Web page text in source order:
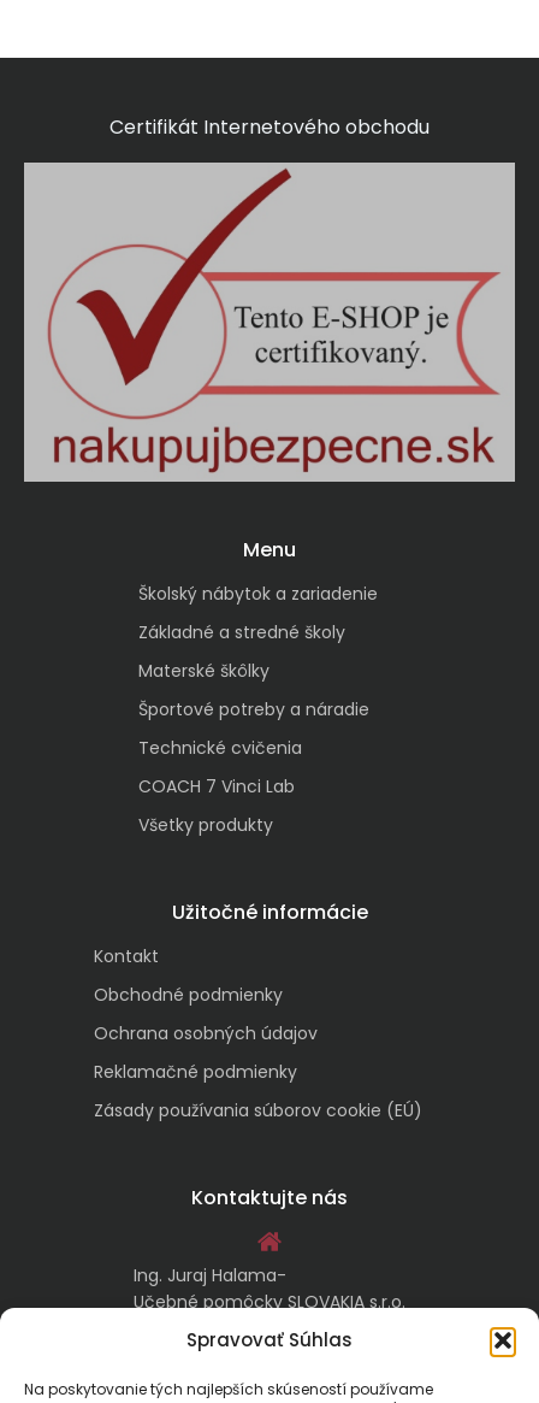
Spravovať Súhlas
Na poskytovanie tých najlepších skúseností používame
Certifikát Internetového obchodu
Menu
Školský nábytok a zariadenie
Základné a stredné školy
Materské škôlky
Športové potreby a náradie
Technické cvičenia
COACH 7 Vinci Lab
Všetky produkty
Užitočné informácie
Kontakt
Obchodné podmienky
Ochrana osobných údajov
Reklamačné podmienky
Zásady používania súborov cookie (EÚ)
Kontaktujte nás
Ing. Juraj Halama-
Učebné pomôcky SLOVAKIA s.r.o.
Malachovská 17/A
974 05 Banská Bystrica